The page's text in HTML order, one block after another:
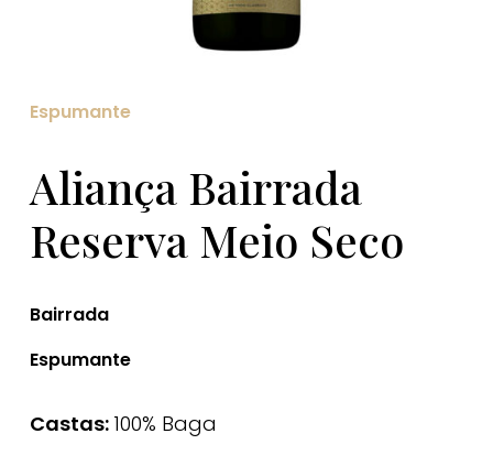
Espumante
Aliança Bairrada
Reserva Meio Seco
Bairrada
Espumante
Castas: 100% Baga